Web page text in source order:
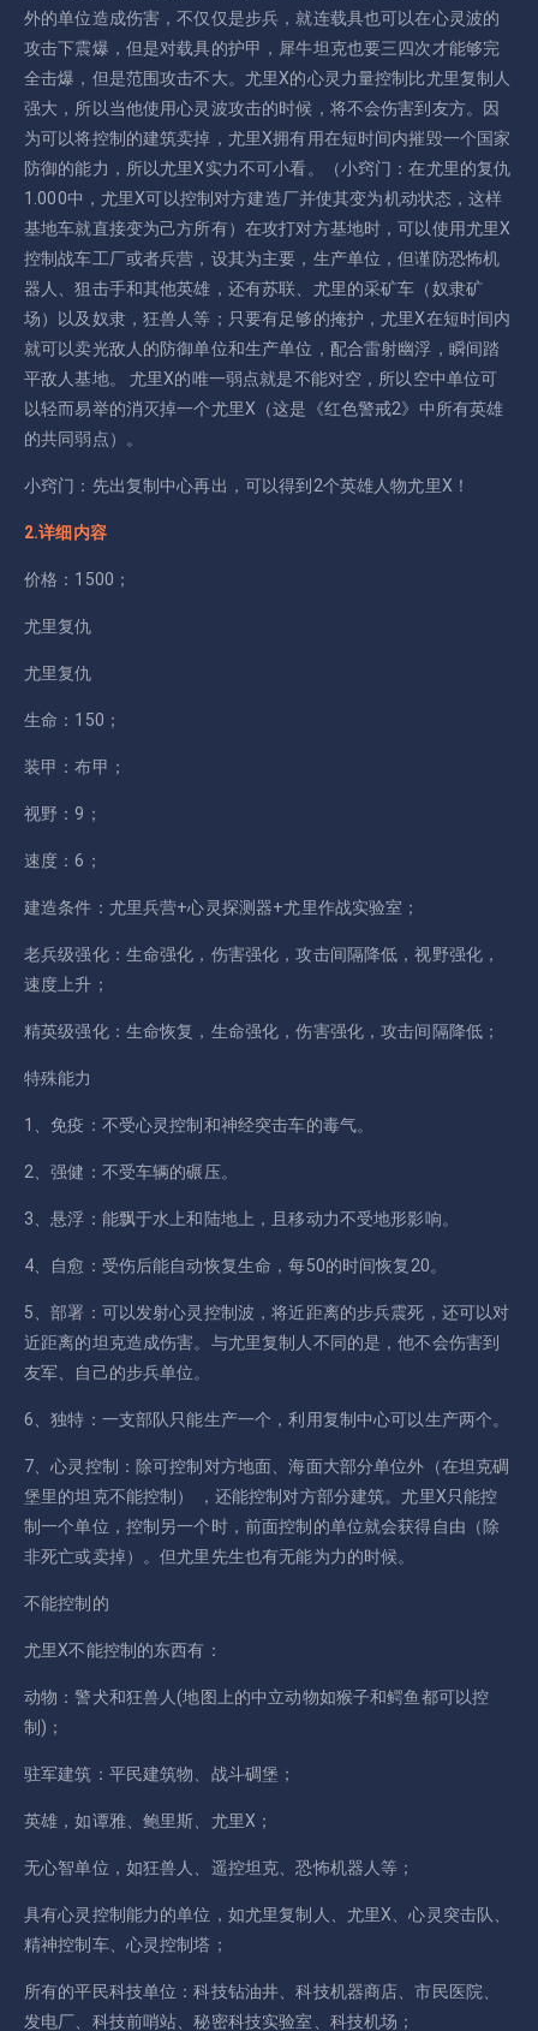
外的单位造成伤害，不仅仅是步兵，就连载具也可以在心灵波的
攻击下震爆，但是对载具的护甲，犀牛坦克也要三四次才能够完
全击爆，但是范围攻击不大。尤里X的心灵力量控制比尤里复制人
强大，所以当他使用心灵波攻击的时候，将不会伤害到友方。因
为可以将控制的建筑卖掉，尤里X拥有用在短时间内摧毁一个国家
防御的能力，所以尤里X实力不可小看。（小窍门：在尤里的复仇
1.000中，尤里X可以控制对方建造厂并使其变为机动状态，这样
基地车就直接变为己方所有）在攻打对方基地时，可以使用尤里X
控制战车工厂或者兵营，设其为主要，生产单位，但谨防恐怖机
器人、狙击手和其他英雄，还有苏联、尤里的采矿车（奴隶矿
场）以及奴隶，狂兽人等；只要有足够的掩护，尤里X在短时间内
就可以卖光敌人的防御单位和生产单位，配合雷射幽浮，瞬间踏
平敌人基地。 尤里X的唯一弱点就是不能对空，所以空中单位可
以轻而易举的消灭掉一个尤里X（这是《红色警戒2》中所有英雄
的共同弱点）。
小窍门：先出复制中心再出，可以得到2个英雄人物尤里X！
2.详细内容
价格：1500；
尤里复仇
尤里复仇
生命：150；
装甲：布甲；
视野：9；
速度：6；
建造条件：尤里兵营+心灵探测器+尤里作战实验室；
老兵级强化：生命强化，伤害强化，攻击间隔降低，视野强化，
速度上升；
精英级强化：生命恢复，生命强化，伤害强化，攻击间隔降低；
特殊能力
1、免疫：不受心灵控制和神经突击车的毒气。
2、强健：不受车辆的碾压。
3、悬浮：能飘于水上和陆地上，且移动力不受地形影响。
4、自愈：受伤后能自动恢复生命，每50的时间恢复20。
5、部署：可以发射心灵控制波，将近距离的步兵震死，还可以对
近距离的坦克造成伤害。与尤里复制人不同的是，他不会伤害到
友军、自己的步兵单位。
6、独特：一支部队只能生产一个，利用复制中心可以生产两个。
7、心灵控制：除可控制对方地面、海面大部分单位外（在坦克碉
堡里的坦克不能控制） ，还能控制对方部分建筑。尤里X只能控
制一个单位，控制另一个时，前面控制的单位就会获得自由（除
非死亡或卖掉）。但尤里先生也有无能为力的时候。
不能控制的
尤里X不能控制的东西有：
动物：警犬和狂兽人(地图上的中立动物如猴子和鳄鱼都可以控
制)；
驻军建筑：平民建筑物、战斗碉堡；
英雄，如谭雅、鲍里斯、尤里X；
无心智单位，如狂兽人、遥控坦克、恐怖机器人等；
具有心灵控制能力的单位，如尤里复制人、尤里X、心灵突击队、
精神控制车、心灵控制塔；
所有的平民科技单位：科技钻油井、科技机器商店、市民医院、
发电厂、科技前哨站、秘密科技实验室、科技机场；